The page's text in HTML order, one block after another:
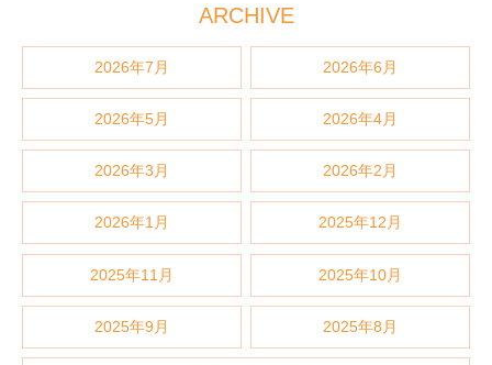
ARCHIVE
2026年7月 2026年6月
2026年5月 2026年4月
2026年3月 2026年2月
2026年1月 2025年12月
2025年11月 2025年10月
2025年9月 2025年8月